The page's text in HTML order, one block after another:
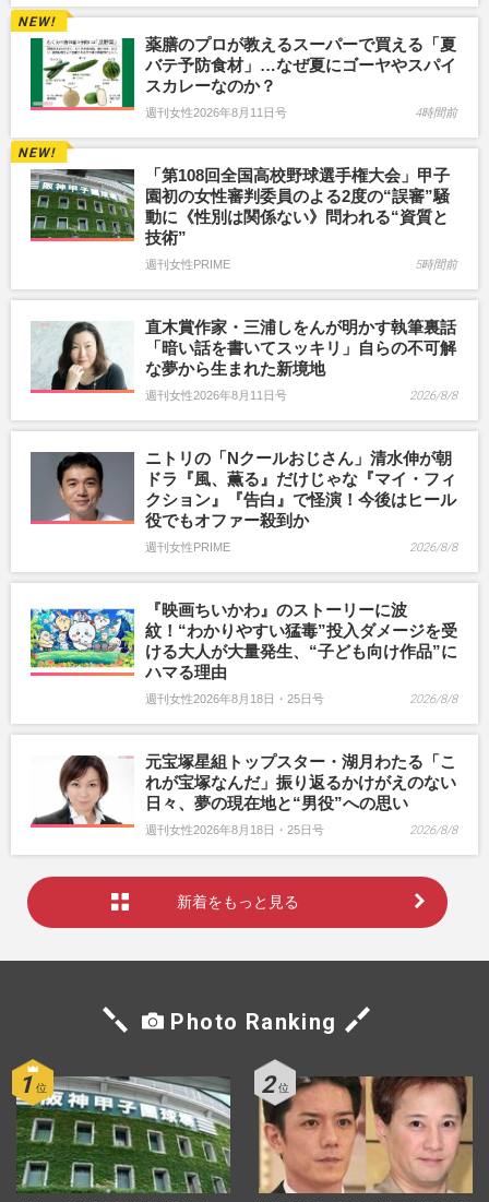
薬膳のプロが教えるスーパーで買える「夏
バテ予防食材」…なぜ夏にゴーヤやスパイ
スカレーなのか？
週刊女性2026年8月11日号 4時間前
「第108回全国高校野球選手権大会」甲子
園初の女性審判委員のよる2度の“誤審”騒
動に《性別は関係ない》問われる“資質と
技術”
週刊女性PRIME 5時間前
直木賞作家・三浦しをんが明かす執筆裏話
「暗い話を書いてスッキリ」自らの不可解
な夢から生まれた新境地
週刊女性2026年8月11日号 2026/8/8
ニトリの「Nクールおじさん」清水伸が朝
ドラ『風、薫る』だけじゃな『マイ・フィ
クション』『告白』で怪演！今後はヒール
役でもオファー殺到か
週刊女性PRIME 2026/8/8
『映画ちいかわ』のストーリーに波
紋！“わかりやすい猛毒”投入ダメージを受
ける大人が大量発生、“子ども向け作品”に
ハマる理由
週刊女性2026年8月18日・25日号 2026/8/8
元宝塚星組トップスター・湖月わたる「こ
れが宝塚なんだ」振り返るかけがえのない
日々、夢の現在地と“男役”への思い
週刊女性2026年8月18日・25日号 2026/8/8
新着をもっと見る
Photo Ranking